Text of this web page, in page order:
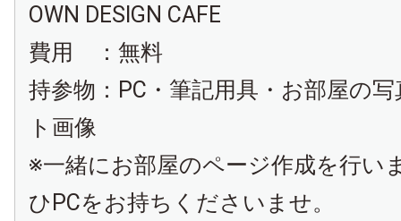
OWN DESIGN CAFE
費用 ：無料
持参物：PC・筆記用具・お部屋の
ト画像
※一緒にお部屋のページ作成を行い
ひPCをお持ちくださいませ。